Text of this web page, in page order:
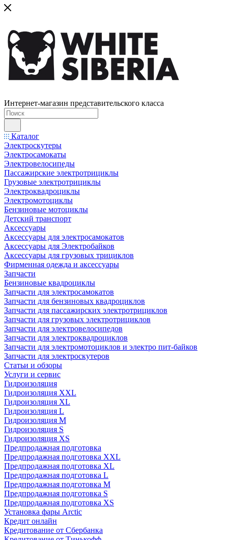
Интернет-магазин представительского класса
Каталог
Электроскутеры
Электросамокаты
Электровелосипеды
Пассажирские электротрициклы
Грузовые электротрициклы
Электроквадроциклы
Электромотоциклы
Бензиновые мотоциклы
Детский транспорт
Аксессуары
Аксессуары для электросамокатов
Аксессуары для Электробайков
Аксессуары для грузовых трициклов
Фирменная одежда и аксессуары
Запчасти
Бензиновые квадроциклы
Запчасти для электросамокатов
Запчасти для бензиновых квадроциклов
Запчасти для пассажирских электротрициклов
Запчасти для грузовых электротрициклов
Запчасти для электровелосипедов
Запчасти для электроквадроциклов
Запчасти для электромотоциклов и электро пит-байков
Запчасти для электроскутеров
Статьи и обзоры
Услуги и сервис
Гидроизоляция
Гидроизоляция XXL
Гидроизоляция XL
Гидроизоляция L
Гидроизоляция M
Гидроизоляция S
Гидроизоляция XS
Предпродажная подготовка
Предпродажная подготовка XXL
Предпродажная подготовка XL
Предпродажная подготовка L
Предпродажная подготовка M
Предпродажная подготовка S
Предпродажная подготовка XS
Установка фары Arctic
Кредит онлайн
Кредитование от Сбербанка